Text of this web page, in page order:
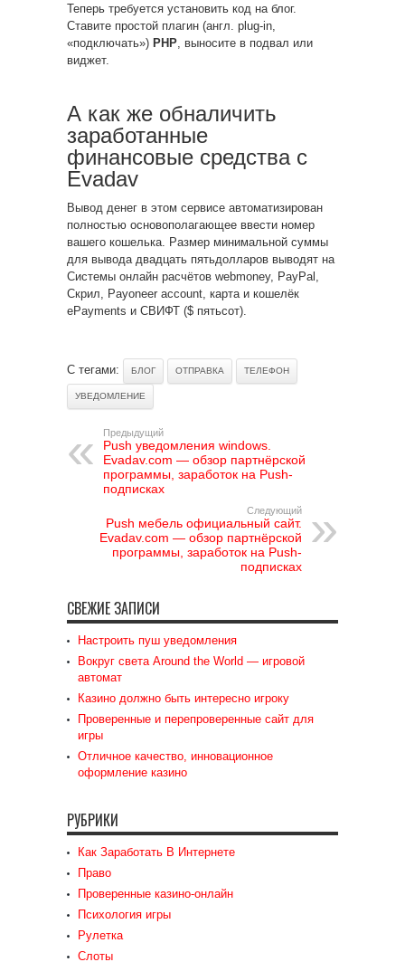
Теперь требуется установить код на блог.
Ставите простой плагин (англ. plug-in,
«подключать») PHP , выносите в подвал или
виджет.
А как же обналичить
заработанные
финансовые средства с
Evadav
Вывод денег в этом сервисе автоматизирован
полностью основополагающее ввести номер
вашего кошелька. Размер минимальной суммы
для вывода двадцать пятьдолларов выводят на
Системы онлайн расчётов webmoney, PayPal,
Скрил, Payoneer account, карта и кошелёк
ePayments и СВИФТ ($ пятьсот).
С тегами: БЛОГ ОТПРАВКА ТЕЛЕФОН
УВЕДОМЛЕНИЕ
Предыдущий
Push уведомления windows.
Evadav.com — обзор партнёрской
программы, заработок на Push-
подписках
Следующий
Push мебель официальный сайт.
Evadav.com — обзор партнёрской
программы, заработок на Push-
подписках
СВЕЖИЕ ЗАПИСИ
Настроить пуш уведомления
Вокруг света Around the World — игровой
автомат
Казино должно быть интересно игроку
Проверенные и перепроверенные сайт для
игры
Отличное качество, инновационное
оформление казино
РУБРИКИ
Как Заработать В Интернете
Право
Проверенные казино-онлайн
Психология игры
Рулетка
Слоты